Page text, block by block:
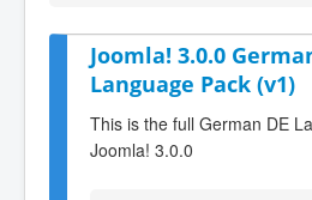
Joomla! 3.0.0
Language Pack (v1)
This is the full German DE
Joomla! 3.0.0